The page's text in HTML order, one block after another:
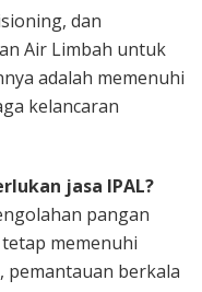
dan
Air Limbah untuk
adalah memenuhi
kelancaran
jasa IPAL?
pangan
memenuhi
pemantauan berkala